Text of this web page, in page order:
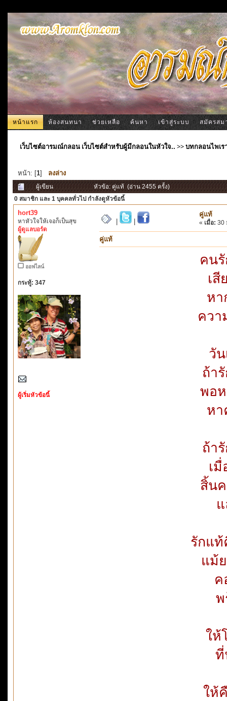
หน้าแรก ห้องสนทนา ช่วยเหลือ ค้นหา เข้าสู่ระบบ สมัครสม
เว็บไซต์อารมณ์กลอน เว็บไซต์สำหรับผู้มีกลอนในหัวใจ.. >>บทกลอนไพเร
หน้า: [1] ลงล่าง
ผู้เขียน
หัวข้อ: คู่แท้ (อ่าน 2455 ครั้ง)
0 สมาชิก และ 1 บุคคลทั่วไป กำลังดูหัวข้อนี้
hort39
หาหัวใจให้เจอก็เป็นสุข
ผู้ดูแลบอร์ด
ออฟไลน์
กระทู้: 347
ผู้เริ่มหัวข้อนี้
คู่แท้
« เมื่อ: 30
คู่แท้
คน
เ
หา
ควา
วั
ถ้า
พอ
หา
ถ้า
เ
สิ้น
รักแท้
แม้
ค
พ
ให้
ที่
ให้